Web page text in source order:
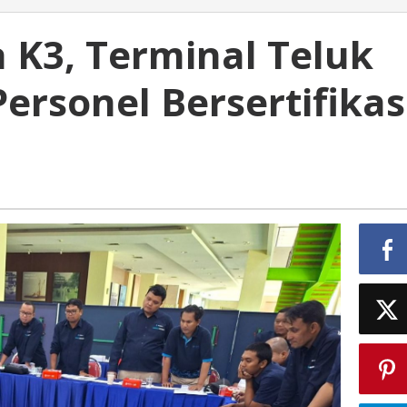
K3, Terminal Teluk